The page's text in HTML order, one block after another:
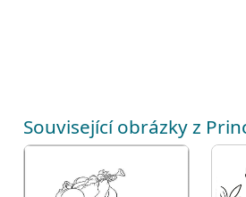
Související obrázky z